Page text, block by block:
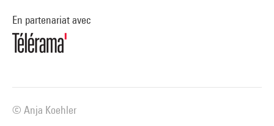
En partenariat avec
© Anja Koehler